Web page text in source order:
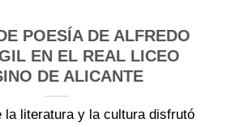
POESÍA DE ALFREDO
EN EL REAL LICEO
DE ALICANTE
la literatura y la cultura disfrutó